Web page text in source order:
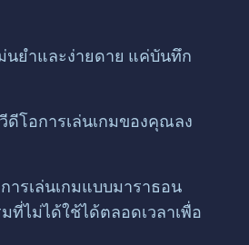
นยำและง่ายดาย แค่บันทึก
โอการเล่นเกมของคุณลง
ารเล่นเกมแบบมาราธอน
ไม่ได้ใช้ได้ตลอดเวลาเพื่อ